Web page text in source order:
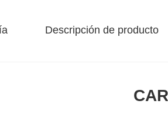
Descripción de producto